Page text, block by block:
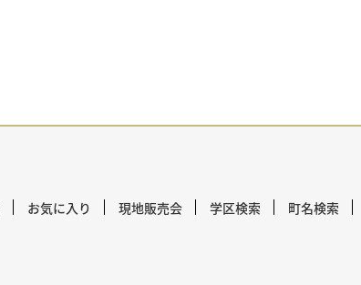
お気に入り 現地販売会 学区検索 町名検索